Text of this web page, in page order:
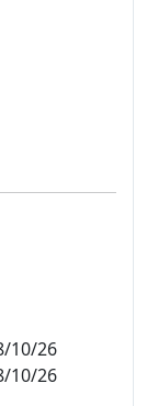
10/26
10/26